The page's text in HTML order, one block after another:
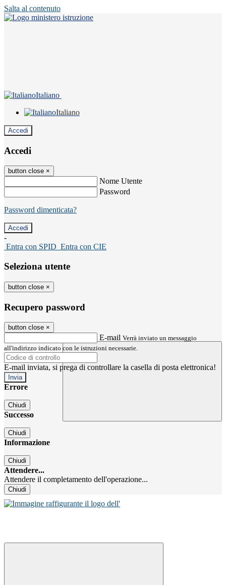
Salta al contenuto
Italiano
Italiano
Accedi
Accedi
button close ×
Nome Utente
Password
Password dimenticata?
-
Entra con SPID Entra con CIE
Seleziona utente
button close ×
Recupero password
button close ×
E-mail Verrà inviato un messaggio
all'indirizzo indicato con le istruzioni necessarie.
E-mail inviata, si prega di controllare la casella di posta elettronica!
Errore
Chiudi
Successo
Chiudi
Informazione
Chiudi
Attendere...
Attendere il completamento dell'operazione...
Chiudi